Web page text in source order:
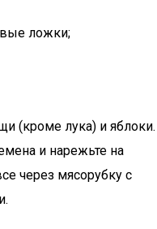
ложки;
(кроме лука) и яблоки.
и нарежьте на
через мясорубку с